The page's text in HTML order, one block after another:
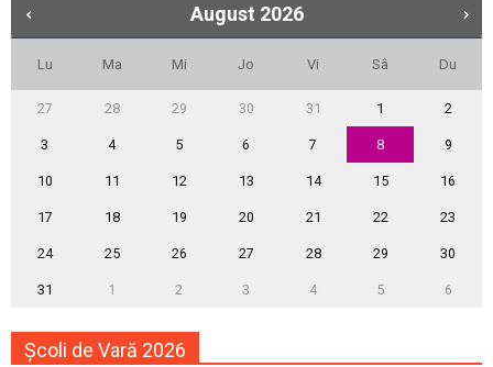
August 2026
Lu Ma Mi Jo Vi Sâ Du
27 28 29 30 31 1 2
3 4 5 6 7 8 9
10 11 12 13 14 15 16
17 18 19 20 21 22 23
24 25 26 27 28 29 30
31 1 2 3 4 5 6
Școli de Vară 2026